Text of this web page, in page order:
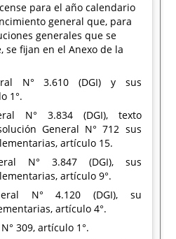
para el año calendario
general que, para
generales que se
se fijan en el Anexo de la
N° 3.610 (DGI) y sus
1°.
N° 3.834 (DGI), texto
General N° 712 sus
artículo 15.
N° 3.847 (DGI), sus
artículo 9°.
N° 4.120 (DGI), su
artículo 4°.
309, artículo 1°.